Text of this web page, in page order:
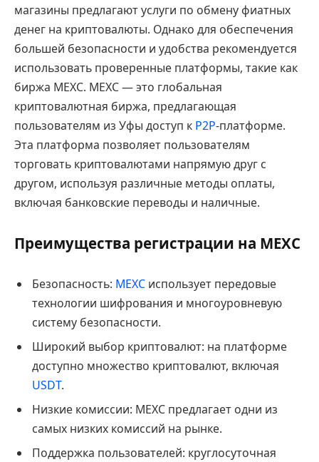
магазины предлагают услуги по обмену фиатных
денег на криптовалюты. Однако для обеспечения
большей безопасности и удобства рекомендуется
использовать проверенные платформы, такие как
биржа MEXC. MEXC — это глобальная
криптовалютная биржа, предлагающая
пользователям из Уфы доступ к P2P-платформе.
Эта платформа позволяет пользователям
торговать криптовалютами напрямую друг с
другом, используя различные методы оплаты,
включая банковские переводы и наличные.
Преимущества регистрации на MEXC
Безопасность: MEXC использует передовые
технологии шифрования и многоуровневую
систему безопасности.
Широкий выбор криптовалют: на платформе
доступно множество криптовалют, включая
USDT.
Низкие комиссии: MEXC предлагает одни из
самых низких комиссий на рынке.
Поддержка пользователей: круглосуточная